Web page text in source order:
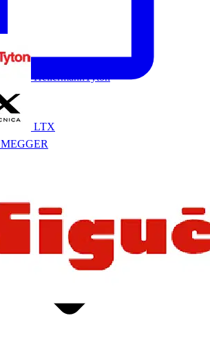
HellermannTyton
LTX
MEGGER